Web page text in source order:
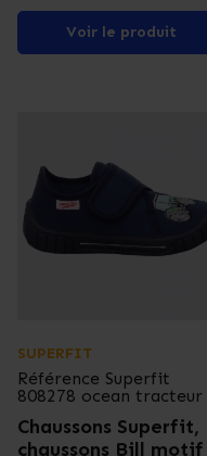
Voir le produit
SUPERFIT
Référence Superfit
808278 ocean tracteur
Chaussons Superfit,
chaussons Bill motif